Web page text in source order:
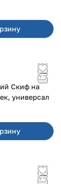
Скиф на
универсал